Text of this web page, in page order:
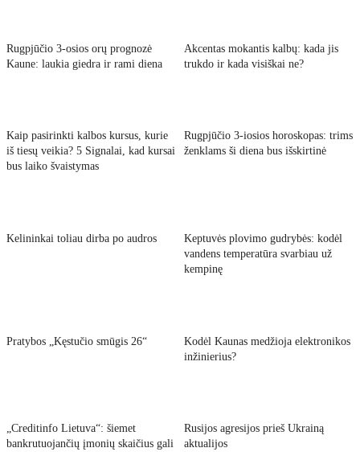
Rugpjūčio 3-osios orų prognozė
Kaune: laukia giedra ir rami diena
Akcentas mokantis kalbų: kada jis
trukdo ir kada visiškai ne?
Kaip pasirinkti kalbos kursus, kurie
iš tiesų veikia? 5 Signalai, kad kursai
bus laiko švaistymas
Rugpjūčio 3-iosios horoskopas: trims
ženklams ši diena bus išskirtinė
Kelininkai toliau dirba po audros
Keptuvės plovimo gudrybės: kodėl
vandens temperatūra svarbiau už
kempinę
Pratybos „Kęstučio smūgis 26“
Kodėl Kaunas medžioja elektronikos
inžinierius?
„Creditinfo Lietuva“: šiemet
bankrutuojančių įmonių skaičius gali
Rusijos agresijos prieš Ukrainą
aktualijos